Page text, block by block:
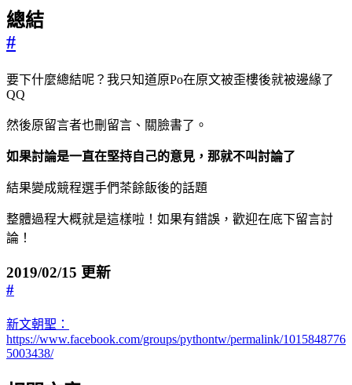
總結
#
要下什麼總結呢？我只知道原Po在原文被歪樓後就被邊緣了
QQ
然後原留言者也刪留言、關臉書了。
如果討論是一直在堅持自己的意見，那就不叫討論了
結果變成競程選手們茶餘飯後的話題
整體過程大概就是這樣啦！如果有錯誤，歡迎在底下留言討
論！
2019/02/15 更新
#
新文朝聖：
https://www.facebook.com/groups/pythontw/permalink/1015848776
5003438/